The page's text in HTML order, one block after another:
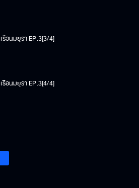
เรือนมยุรา EP.3[3/4]
เรือนมยุรา EP.3[4/4]